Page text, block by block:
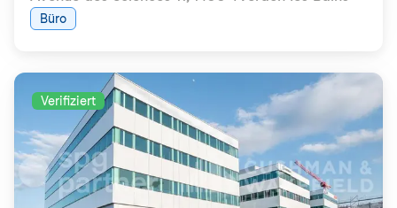
Büro
Verifiziert